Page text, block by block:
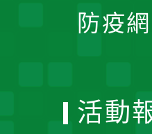
防疫
活動